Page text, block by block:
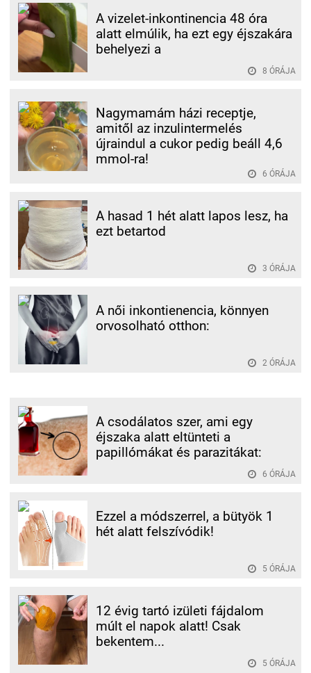
A vizelet-inkontinencia 48 óra
alatt elmúlik, ha ezt egy éjszakára
behelyezi a
8 ÓRÁJA
Nagymamám házi receptje,
amitől az inzulintermelés
újraindul a cukor pedig beáll 4,6
mmol-ra!
6 ÓRÁJA
A hasad 1 hét alatt lapos lesz, ha
ezt betartod
3 ÓRÁJA
A női inkontienencia, könnyen
orvosolható otthon:
2 ÓRÁJA
A csodálatos szer, ami egy
éjszaka alatt eltünteti a
papillómákat és parazitákat:
6 ÓRÁJA
Ezzel a módszerrel, a bütyök 1
hét alatt felszívódik!
5 ÓRÁJA
12 évig tartó izületi fájdalom
múlt el napok alatt! Csak
bekentem...
5 ÓRÁJA